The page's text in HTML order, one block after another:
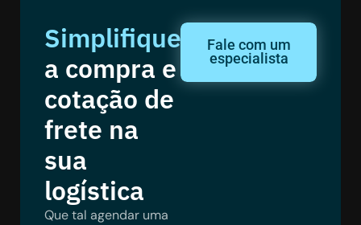
Simplifique
a compra e
cotação de
frete na
sua
logística
Que tal agendar uma
Fale com um
especialista